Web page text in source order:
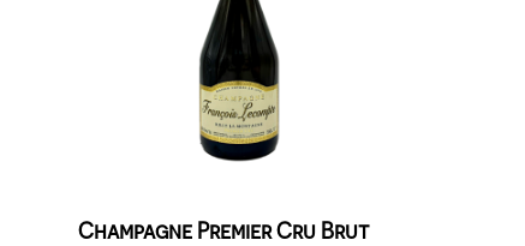
Champagne Premier Cru Brut